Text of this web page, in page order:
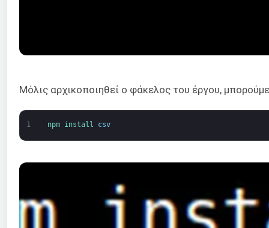
Μόλις αρχικοποιηθεί ο φάκελος του έργου,
1 npm install csv